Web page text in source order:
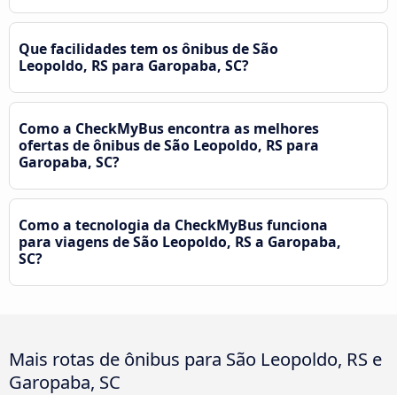
Que facilidades tem os ônibus de São
Leopoldo, RS para Garopaba, SC?
Como a CheckMyBus encontra as melhores
ofertas de ônibus de São Leopoldo, RS para
Garopaba, SC?
Como a tecnologia da CheckMyBus funciona
para viagens de São Leopoldo, RS a Garopaba,
SC?
Mais rotas de ônibus para São Leopoldo, RS e
Garopaba, SC